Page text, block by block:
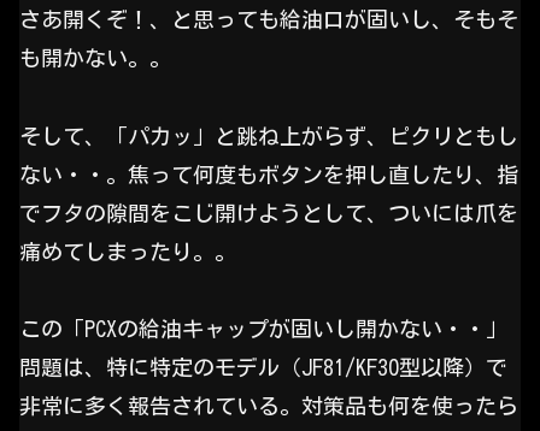
さあ開くぞ！、と思っても給油口が固いし、そもそ
も開かない。。
そして、「パカッ」と跳ね上がらず、ピクリともし
ない・・。焦って何度もボタンを押し直したり、指
でフタの隙間をこじ開けようとして、ついには爪を
痛めてしまったり。。
この「PCXの給油キャップが固いし開かない・・」
問題は、特に特定のモデル（JF81/KF30型以降）で
非常に多く報告されている。対策品も何を使ったら